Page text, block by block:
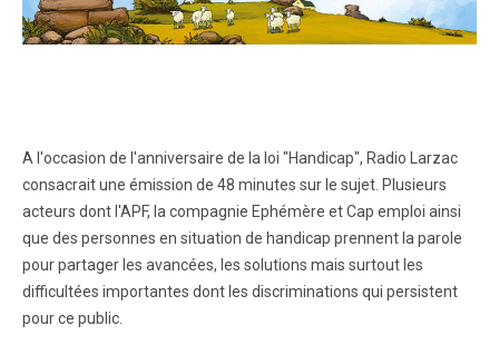
A l'occasion de l'anniversaire de la loi "Handicap", Radio Larzac
consacrait une émission de 48 minutes sur le sujet. Plusieurs
acteurs dont l'APF, la compagnie Ephémère et Cap emploi ainsi
que des personnes en situation de handicap prennent la parole
pour partager les avancées, les solutions mais surtout les
difficultées importantes dont les discriminations qui persistent
pour ce public.